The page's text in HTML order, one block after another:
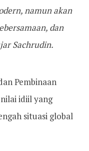
namun akan
dan
Sachrudin.
Pembinaan
idiil yang
situasi global